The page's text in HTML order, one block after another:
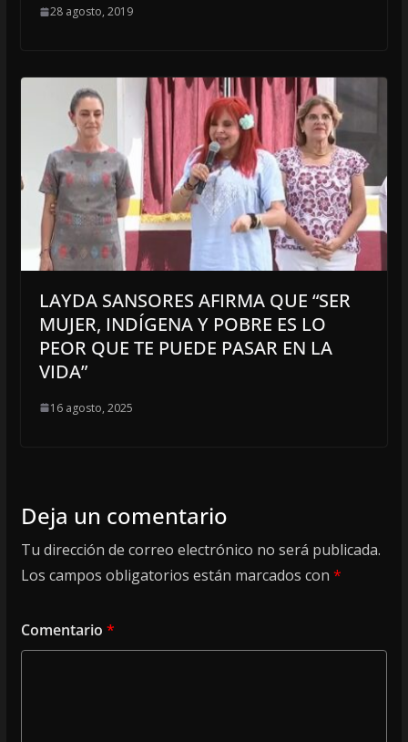
28 agosto, 2019
LAYDA SANSORES AFIRMA QUE “SER
MUJER, INDÍGENA Y POBRE ES LO
PEOR QUE TE PUEDE PASAR EN LA
VIDA”
16 agosto, 2025
Deja un comentario
Tu dirección de correo electrónico no será publicada.
Los campos obligatorios están marcados con *
Comentario *